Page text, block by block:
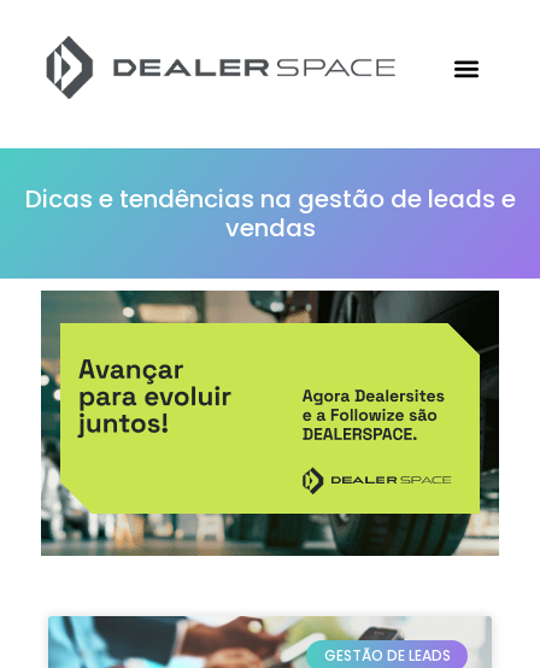
Dicas e tendências na gestão de leads e
vendas
GESTÃO DE LEADS